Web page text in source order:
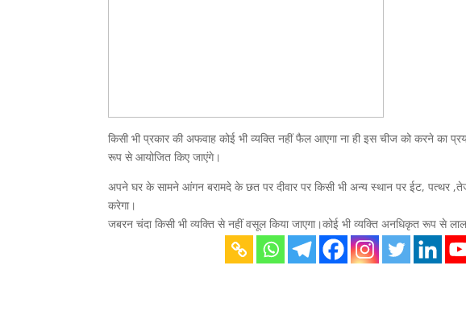
किसी भी प्रकार की अफवाह कोई भी व्यक्ति नहीं फैल आएगा ना ही इस चीज को करने का
रूप से आयोजित किए जाएंगे।
अपने घर के सामने आंगन बरामदे के छत पर दीवार पर किसी भी अन्य स्थान पर ईट, पत्थर
करेगा।
जबरन चंदा किसी भी व्यक्ति से नहीं वसूल किया जाएगा।कोई भी व्यक्ति अनधिकृत रूप से लाल